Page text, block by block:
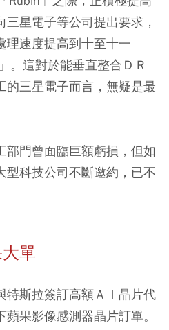
星電子等公司提出要求，
理速度提高到十至十一
。這對於能垂直整合ＤＲ
的三星電子而言，無疑是最
部門曾面臨巨額虧損，但如
型科技公司不斷邀約，已不
單
特斯拉簽訂高額ＡＩ晶片代
果影像感測器晶片訂單。